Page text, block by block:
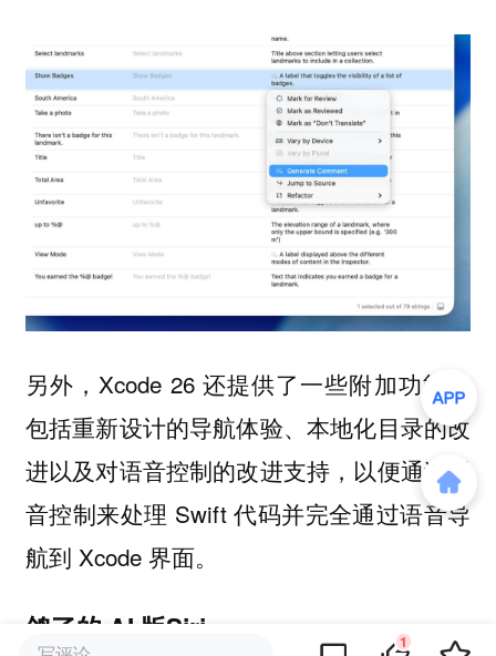
另外，Xcode 26 还提供了一些附加功能，
包括重新设计的导航体验、本地化目录的改
进以及对语音控制的改进支持，以便通过语
音控制来处理 Swift 代码并完全通过语音导
航到 Xcode 界面。
鸽了的 AI 版Siri 1